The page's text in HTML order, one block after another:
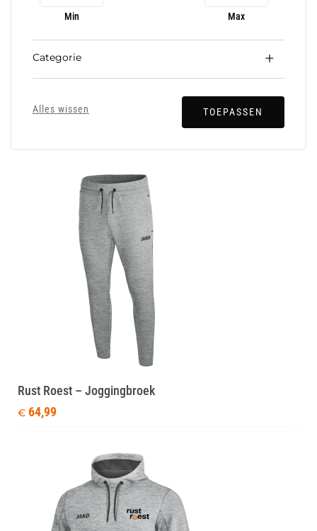
Min
Max
Categorie
Alles wissen TOEPASSEN
Rust Roest – Joggingbroek
€ 64,99